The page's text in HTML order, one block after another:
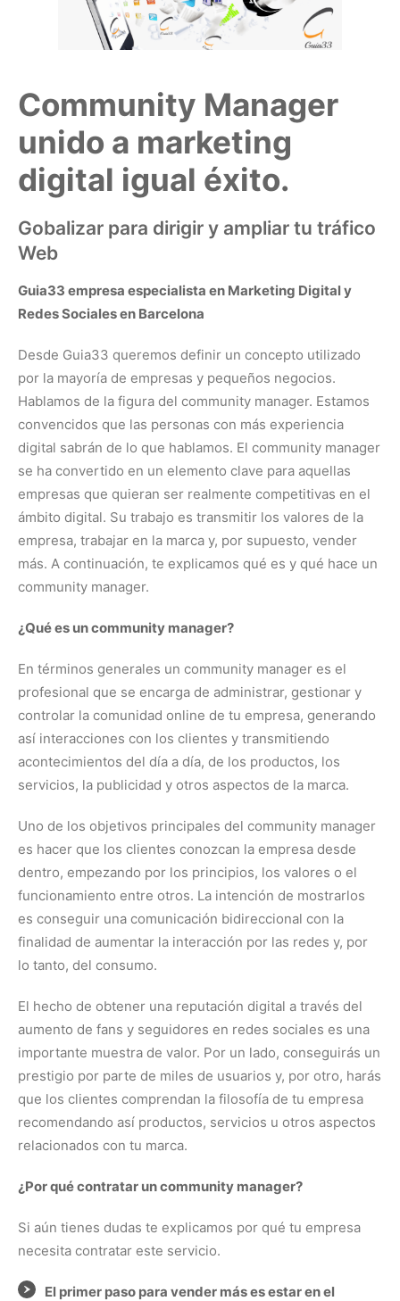
Community Manager
unido a marketing
digital igual éxito.
Gobalizar para dirigir y ampliar tu tráfico
Web
Guia33 empresa especialista en Marketing Digital y
Redes Sociales en Barcelona
Desde Guia33 queremos definir un concepto utilizado
por la mayoría de empresas y pequeños negocios.
Hablamos de la figura del community manager. Estamos
convencidos que las personas con más experiencia
digital sabrán de lo que hablamos. El community manager
se ha convertido en un elemento clave para aquellas
empresas que quieran ser realmente competitivas en el
ámbito digital. Su trabajo es transmitir los valores de la
empresa, trabajar en la marca y, por supuesto, vender
más. A continuación, te explicamos qué es y qué hace un
community manager.
¿Qué es un community manager?
En términos generales un community manager es el
profesional que se encarga de administrar, gestionar y
controlar la comunidad online de tu empresa, generando
así interacciones con los clientes y transmitiendo
acontecimientos del día a día, de los productos, los
servicios, la publicidad y otros aspectos de la marca.
Uno de los objetivos principales del community manager
es hacer que los clientes conozcan la empresa desde
dentro, empezando por los principios, los valores o el
funcionamiento entre otros. La intención de mostrarlos
es conseguir una comunicación bidireccional con la
finalidad de aumentar la interacción por las redes y, por
lo tanto, del consumo.
El hecho de obtener una reputación digital a través del
aumento de fans y seguidores en redes sociales es una
importante muestra de valor. Por un lado, conseguirás un
prestigio por parte de miles de usuarios y, por otro, harás
que los clientes comprendan la filosofía de tu empresa
recomendando así productos, servicios u otros aspectos
relacionados con tu marca.
¿Por qué contratar un community manager?
Si aún tienes dudas te explicamos por qué tu empresa
necesita contratar este servicio.
El primer paso para vender más es estar en el